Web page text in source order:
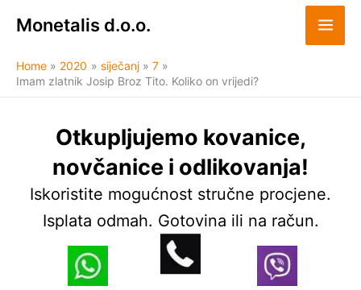
Monetalis d.o.o.
Home 2020 siječanj
7
Imam zlatnik Josip Broz Tito. Koliko on vrijedi?
Otkupljujemo kovanice,
novčanice i odlikovanja!
Iskoristite mogućnost stručne procjene.
Isplata odmah. Gotovina ili na račun.